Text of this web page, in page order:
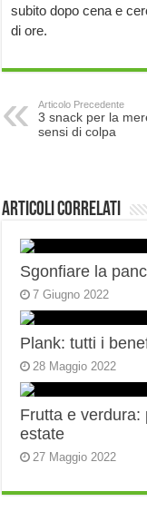
subito dopo cena e
di ore.
Articolo Precedente
3 snack per la
sensi di colpa
Articoli correlati
Sgonfiare la
7 Giugno 2022
Plank: tutti i
28 Maggio 2022
Frutta e verdura:
estate
27 Maggio 2022